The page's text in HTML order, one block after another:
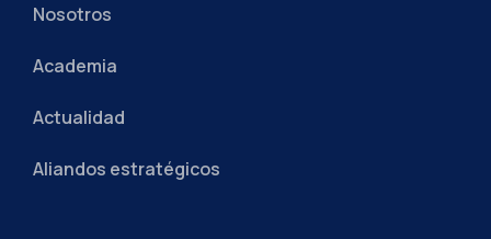
Nosotros
Academia
Actualidad
Aliandos estratégicos